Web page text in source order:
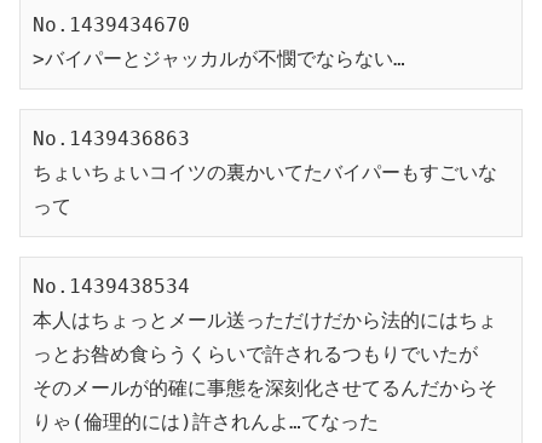
No.1439434670
>バイパーとジャッカルが不憫でならない…
No.1439436863
ちょいちょいコイツの裏かいてたバイパーもすごいな
って
No.1439438534
本人はちょっとメール送っただけだから法的にはちょ
っとお咎め食らうくらいで許されるつもりでいたが
そのメールが的確に事態を深刻化させてるんだからそ
りゃ(倫理的には)許されんよ…てなった